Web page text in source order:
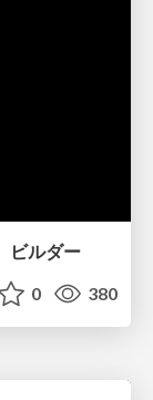
ビルダー
0 380